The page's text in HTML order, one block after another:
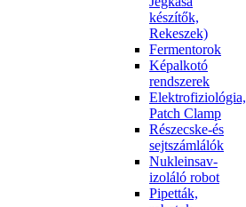
készítők,
Rekeszek)
Fermentorok
Képalkotó
rendszerek
Elektrofiziológia,
Patch Clamp
Részecske-és
sejtszámlálók
Nukleinsav-
izoláló robot
Pipetták,